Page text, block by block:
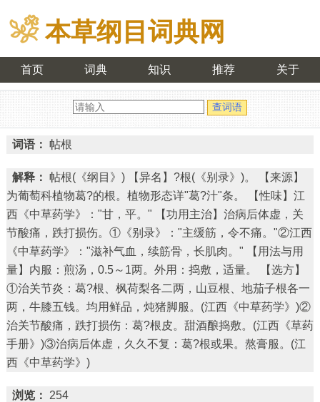
本草纲目词典网
首页 词典 知识 推荐 关于
词语： 帖根
解释： 帖根(《纲目》) 【异名】?根(《别录》)。 【来源】
为葡萄科植物葛?的根。植物形态详"葛?汁"条。 【性味】江
西《中草药学》："甘，平。" 【功用主治】治病后体虚，关
节酸痛，跌打损伤。①《别录》："主缓筋，令不痛。"②江西
《中草药学》："滋补气血，续筋骨，长肌肉。" 【用法与用
量】内服：煎汤，0.5～1两。外用：捣敷，适量。 【选方】
①治关节炎：葛?根、枫荷梨各二两，山豆根、地茄子根各一
两，牛膝五钱。均用鲜品，炖猪脚服。(江西《中草药学》)②
治关节酸痛，跌打损伤：葛?根皮。甜酒酿捣敷。(江西《草药
手册》)③治病后体虚，久久不复：葛?根或果。熬膏服。(江
西《中草药学》)
浏览： 254